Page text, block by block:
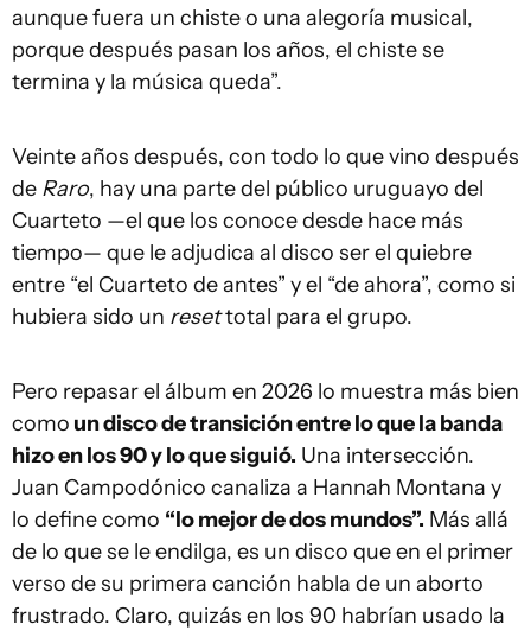
aunque fuera un chiste o una alegoría musical,
porque después pasan los años, el chiste se
termina y la música queda”.
Veinte años después, con todo lo que vino después
de Raro, hay una parte del público uruguayo del
Cuarteto —el que los conoce desde hace más
tiempo— que le adjudica al disco ser el quiebre
entre “el Cuarteto de antes” y el “de ahora”, como si
hubiera sido un resettotal para el grupo.
Pero repasar el álbum en 2026 lo muestra más bien
como un disco de transición entre lo que la banda
hizo en los 90 y lo que siguió. Una intersección.
Juan Campodónico canaliza a Hannah Montana y
lo define como “lo mejor de dos mundos”. Más allá
de lo que se le endilga, es un disco que en el primer
verso de su primera canción habla de un aborto
frustrado. Claro, quizás en los 90 habrían usado la